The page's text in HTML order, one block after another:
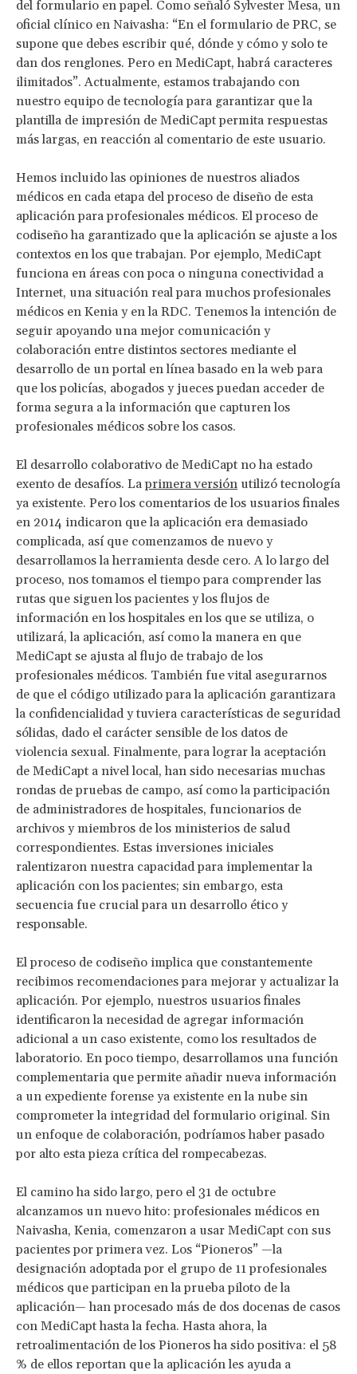
del formulario en papel. Como señaló Sylvester Mesa, un
oficial clínico en Naivasha: “En el formulario de PRC, se
supone que debes escribir qué, dónde y cómo y solo te
dan dos renglones. Pero en MediCapt, habrá caracteres
ilimitados”. Actualmente, estamos trabajando con
nuestro equipo de tecnología para garantizar que la
plantilla de impresión de MediCapt permita respuestas
más largas, en reacción al comentario de este usuario.
Hemos incluido las opiniones de nuestros aliados
médicos en cada etapa del proceso de diseño de esta
aplicación para profesionales médicos. El proceso de
codiseño ha garantizado que la aplicación se ajuste a los
contextos en los que trabajan. Por ejemplo, MediCapt
funciona en áreas con poca o ninguna conectividad a
Internet, una situación real para muchos profesionales
médicos en Kenia y en la RDC. Tenemos la intención de
seguir apoyando una mejor comunicación y
colaboración entre distintos sectores mediante el
desarrollo de un portal en línea basado en la web para
que los policías, abogados y jueces puedan acceder de
forma segura a la información que capturen los
profesionales médicos sobre los casos.
El desarrollo colaborativo de MediCapt no ha estado
exento de desafíos. Laprimera versión utilizó tecnología
ya existente. Pero los comentarios de los usuarios finales
en 2014 indicaron que la aplicación era demasiado
complicada, así que comenzamos de nuevo y
desarrollamos la herramienta desde cero. A lo largo del
proceso, nos tomamos el tiempo para comprender las
rutas que siguen los pacientes y los flujos de
información en los hospitales en los que se utiliza, o
utilizará, la aplicación, así como la manera en que
MediCapt se ajusta al flujo de trabajo de los
profesionales médicos. También fue vital asegurarnos
de que el código utilizado para la aplicación garantizara
la confidencialidad y tuviera características de seguridad
sólidas, dado el carácter sensible de los datos de
violencia sexual. Finalmente, para lograr la aceptación
de MediCapt a nivel local, han sido necesarias muchas
rondas de pruebas de campo, así como la participación
de administradores de hospitales, funcionarios de
archivos y miembros de los ministerios de salud
correspondientes. Estas inversiones iniciales
ralentizaron nuestra capacidad para implementar la
aplicación con los pacientes; sin embargo, esta
secuencia fue crucial para un desarrollo ético y
responsable.
El proceso de codiseño implica que constantemente
recibimos recomendaciones para mejorar y actualizar la
aplicación. Por ejemplo, nuestros usuarios finales
identificaron la necesidad de agregar información
adicional a un caso existente, como los resultados de
laboratorio. En poco tiempo, desarrollamos una función
complementaria que permite añadir nueva información
a un expediente forense ya existente en la nube sin
comprometer la integridad del formulario original. Sin
un enfoque de colaboración, podríamos haber pasado
por alto esta pieza crítica del rompecabezas.
El camino ha sido largo, pero el 31 de octubre
alcanzamos un nuevo hito: profesionales médicos en
Naivasha, Kenia, comenzaron a usar MediCapt con sus
pacientes por primera vez. Los “Pioneros” —la
designación adoptada por el grupo de 11 profesionales
médicos que participan en la prueba piloto de la
aplicación— han procesado más de dos docenas de casos
con MediCapt hasta la fecha. Hasta ahora, la
retroalimentación de los Pioneros ha sido positiva: el 58
% de ellos reportan que la aplicación les ayuda a